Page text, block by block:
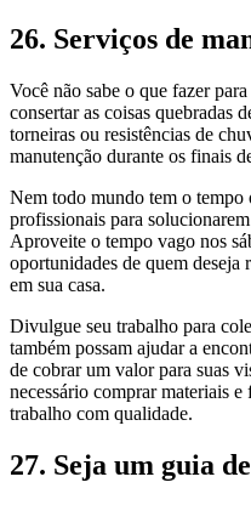
26. Serviços de
Você não sabe o que fazer
consertar as coisas quebradas
torneiras ou resistências de
manutenção durante os finais
Nem todo mundo tem o
profissionais para
Aproveite o tempo vago nos
oportunidades de quem
em sua casa.
Divulgue seu trabalho para
também possam ajudar a
de cobrar um valor para suas
necessário comprar materiais e
trabalho com qualidade.
27. Seja um guia